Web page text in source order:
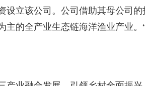
立该公司。公司借助其母公司
的全产业生态链海洋渔业产业。